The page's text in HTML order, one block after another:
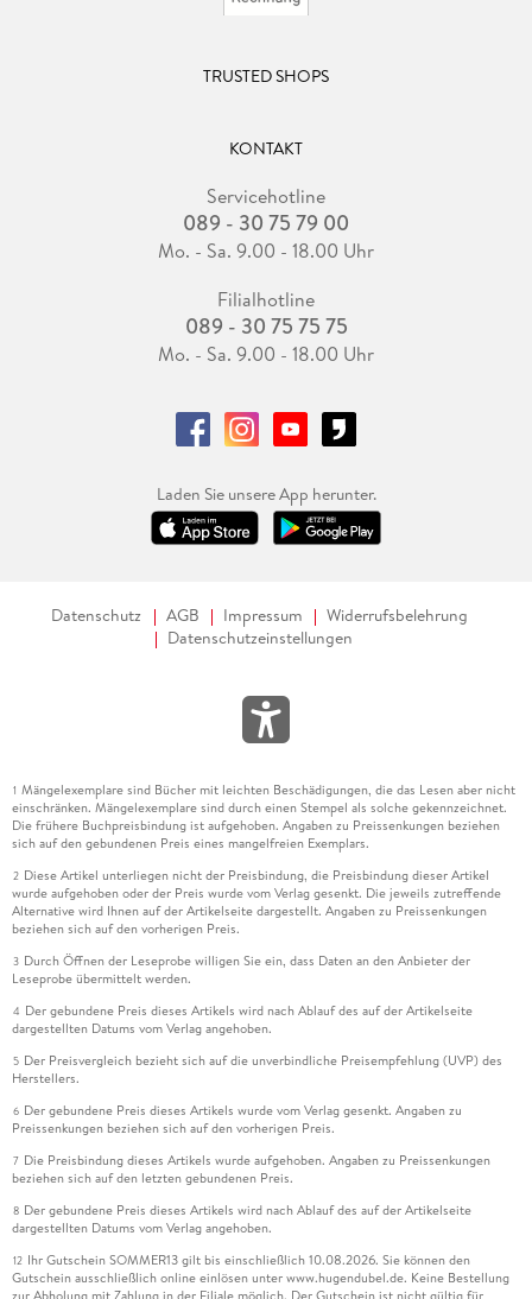
TRUSTED SHOPS
KONTAKT
Servicehotline
089 - 30 75 79 00
Mo. - Sa. 9.00 - 18.00 Uhr
Filialhotline
089 - 30 75 75 75
Mo. - Sa. 9.00 - 18.00 Uhr
Laden Sie unsere App herunter.
Datenschutz AGB Impressum
Widerrufsbelehrung
Datenschutzeinstellungen
1 Mängelexemplare sind Bücher mit leichten Beschädigungen, die das Lesen aber nicht
einschränken. Mängelexemplare sind durch einen Stempel als solche gekennzeichnet.
Die frühere Buchpreisbindung ist aufgehoben. Angaben zu Preissenkungen beziehen
sich auf den gebundenen Preis eines mangelfreien Exemplars.
2 Diese Artikel unterliegen nicht der Preisbindung, die Preisbindung dieser Artikel
wurde aufgehoben oder der Preis wurde vom Verlag gesenkt. Die jeweils zutreffende
Alternative wird Ihnen auf der Artikelseite dargestellt. Angaben zu Preissenkungen
beziehen sich auf den vorherigen Preis.
3 Durch Öffnen der Leseprobe willigen Sie ein, dass Daten an den Anbieter der
Leseprobe übermittelt werden.
4 Der gebundene Preis dieses Artikels wird nach Ablauf des auf der Artikelseite
dargestellten Datums vom Verlag angehoben.
5 Der Preisvergleich bezieht sich auf die unverbindliche Preisempfehlung (UVP) des
Herstellers.
6 Der gebundene Preis dieses Artikels wurde vom Verlag gesenkt. Angaben zu
Preissenkungen beziehen sich auf den vorherigen Preis.
7 Die Preisbindung dieses Artikels wurde aufgehoben. Angaben zu Preissenkungen
beziehen sich auf den letzten gebundenen Preis.
8 Der gebundene Preis dieses Artikels wird nach Ablauf des auf der Artikelseite
dargestellten Datums vom Verlag angehoben.
12 Ihr Gutschein SOMMER13 gilt bis einschließlich 10.08.2026. Sie können den
Gutschein ausschließlich online einlösen unter www.hugendubel.de. Keine Bestellung